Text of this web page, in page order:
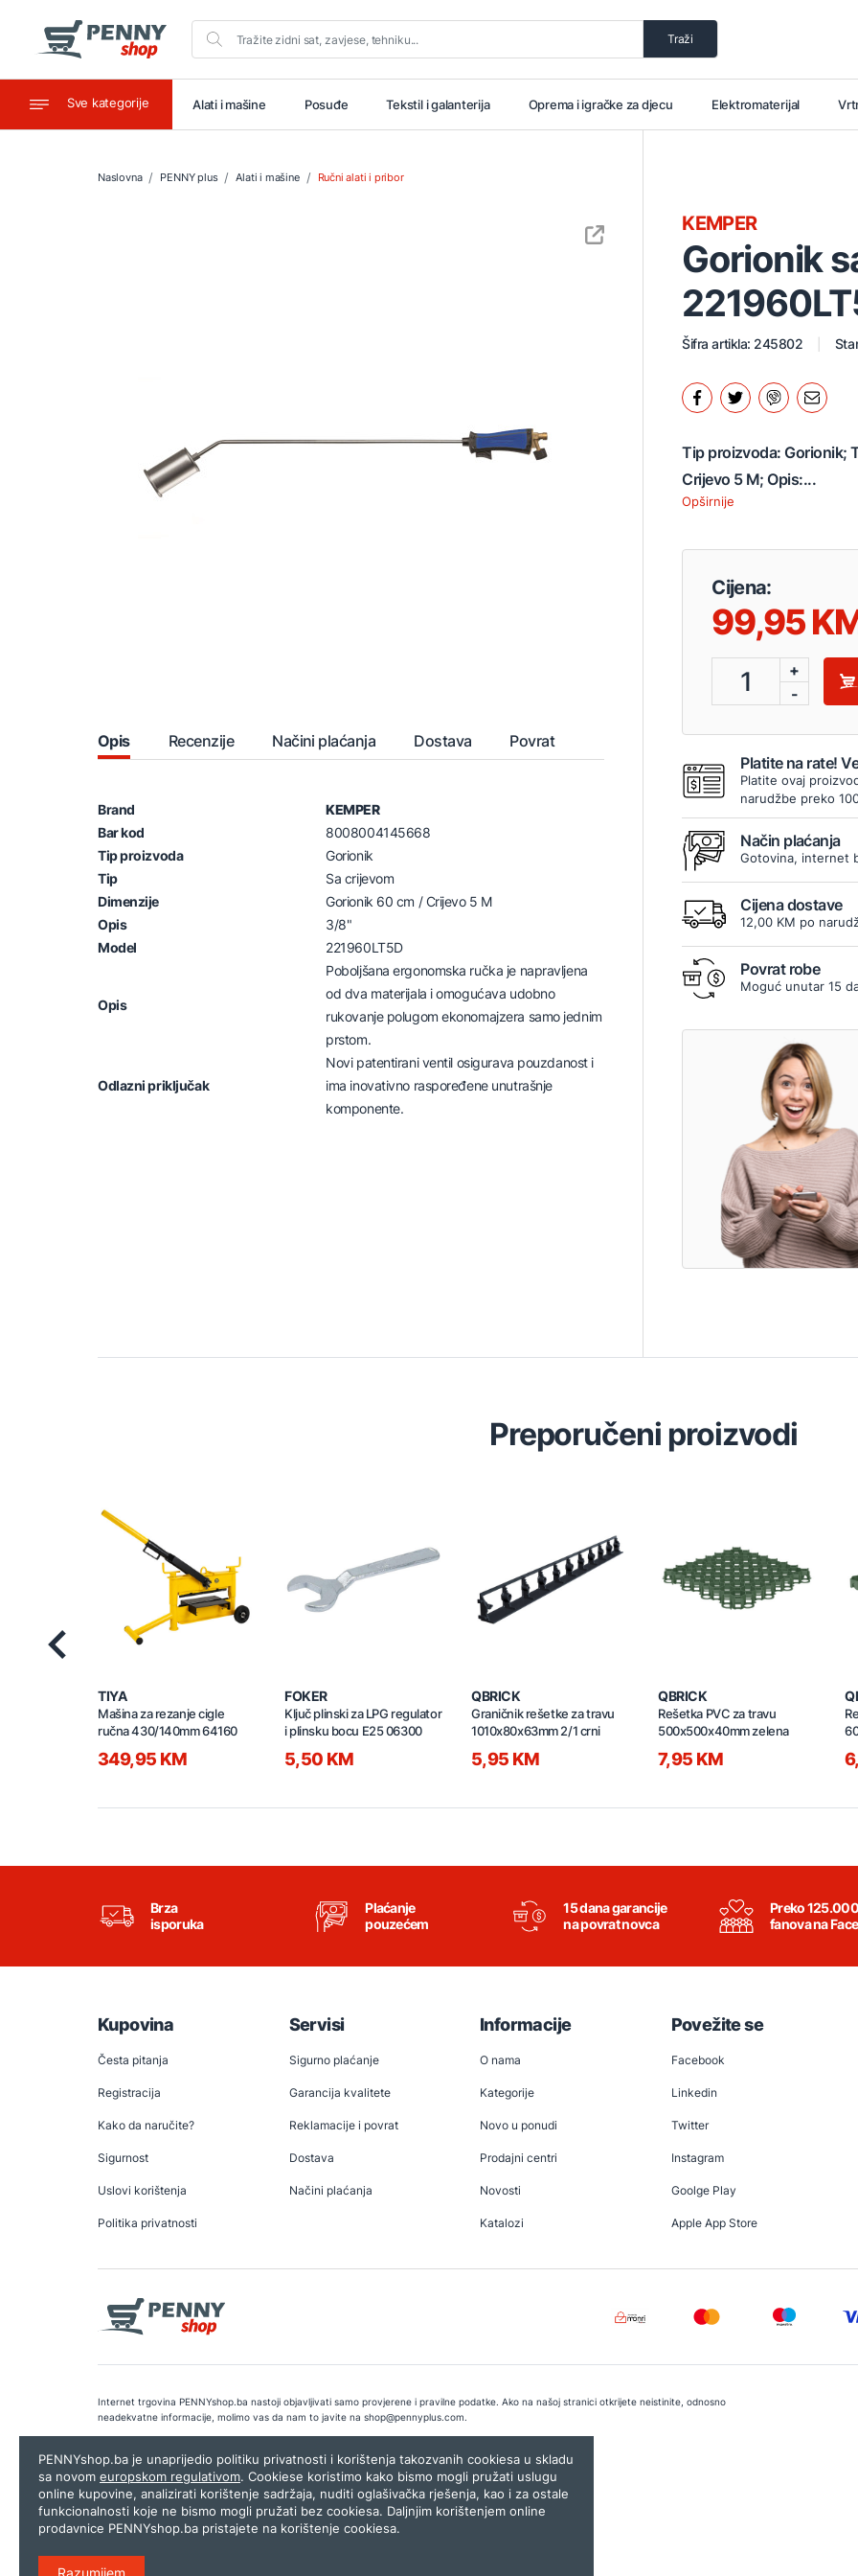
Traži
Sve kategorije
Ugostiteljstvo Alati i mašine Posuđe Tekstil i galanterija Oprema i igračke za djecu Elektromaterijal
Naslovna PENNY plus Alati i mašine Ručni alati i pribor
Opis Recenzije Načini plaćanja Dostava Povrat
Brand
KEMPER
Bar kod
8008004145668
Tip proizvoda
Gorionik
Tip
Sa crijevom
Dimenzije
Gorionik 60 cm / Crijevo 5 M
Opis
3/8"
Model
221960LT5D
Opis
Poboljšana ergonomska ručka je napravljena
od dva materijala i omogućava udobno
rukovanje polugom ekonomajzera samo jednim
prstom.
Odlazni priključak
Novi patentirani ventil osigurava pouzdanost i
ima inovativno raspoređene unutrašnje
komponente.
Gorionik
KEMPER
Šifra artikla: 245802
Tip proizvoda: Gorionik;
Crijevo 5 M; Opis:...
Opširnije
Cijena:
99,95
1
+
-
Platite na rate!
Platite ovaj
narudžbe preko
Način plaćanja
Gotovina, internet
Cijena dostave
12,00 KM po
Povrat robe
Moguć unutar 15
Preporučeni proizvodi
TIYA
Mašina za rezanje cigle
ručna 430/140mm 64160
349,95 KM
FOKER
Ključ plinski za LPG regulator
i plinsku bocu E25 06300
5,50 KM
QBRICK
Graničnik rešetke za travu
1010x80x63mm 2/1 crni
5,95 KM
QBRICK
Rešetka PVC za travu
500x500x40mm zelena
7,95 KM
Brza
isporuka
Plaćanje
pouzećem
15 dana garancije
na povrat novca
Preko 125.000
fanova na
Kupovina
Česta pitanja
Registracija
Kako da naručite?
Sigurnost
Uslovi korištenja
Politika privatnosti
Servisi
Sigurno plaćanje
Garancija kvalitete
Reklamacije i povrat
Dostava
Načini plaćanja
Informacije
O nama
Kategorije
Novo u ponudi
Prodajni centri
Novosti
Katalozi
Povežite se
Facebook
Linkedin
Twitter
Instagram
Goolge Play
Apple App Store
Internet trgovina PENNYshop.ba nastoji objavljivati samo provjerene i pravilne podatke. Ako na našoj stranici otkrijete neistinite, odnosno
neadekvatne informacije, molimo vas da nam to javite na shop@pennyplus.com.
Copyright © 2026.Penny plus d.o.o. Sarajevo.Dizajn i programiranje:Lampa.ba
PENNYshop.ba je unaprijedio politiku privatnosti i korištenja takozvanih cookiesa u skladu
sa novom europskom regulativom. Cookiese koristimo kako bismo mogli pružati uslugu
online kupovine, analizirati korištenje sadržaja, nuditi oglašivačka rješenja, kao i za ostale
funkcionalnosti koje ne bismo mogli pružati bez cookiesa. Daljnjim korištenjem online
prodavnice PENNYshop.ba pristajete na korištenje cookiesa.
Razumijem